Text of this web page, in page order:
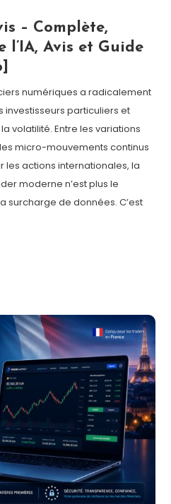
– Complète,
l’IA, Avis et Guide
numériques a radicalement
particuliers et
volatilité. Entre les variations
micro-mouvements continus
les actions internationales, la
moderne n’est plus le
surcharge de données. C’est